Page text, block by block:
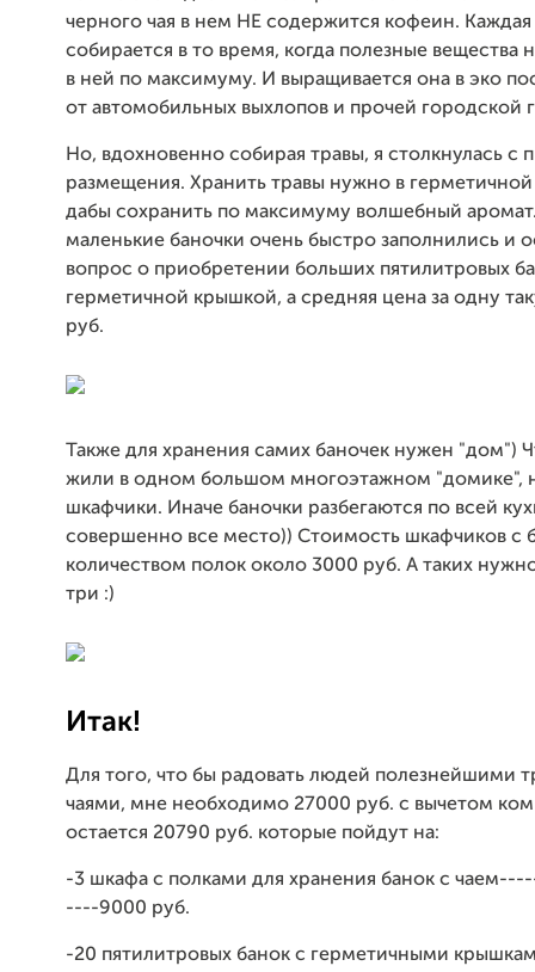
черного чая в нем НЕ содержится кофеин. Каждая
собирается в то время, когда полезные вещества
в ней по максимуму. И выращивается она в эко
от автомобильных выхлопов и прочей городской
Но, вдохновенно собирая травы, я столкнулась с
размещения. Хранить травы нужно в герметичной
дабы сохранить по максимуму волшебный
маленькие баночки очень быстро заполнились и
вопрос о приобретении больших пятилитровых
герметичной крышкой, а средняя цена за одну
руб.
Также для хранения самих баночек нужен "дом")
жили в одном большом многоэтажном "домике",
шкафчики. Иначе баночки разбегаются по всей
совершенно все место)) Стоимость шкафчиков с
количеством полок около 3000 руб. А таких
три :)
Итак!
Для того, что бы радовать людей полезнейшими
чаями, мне необходимо 27000 руб. с вычетом
остается 20790 руб. которые пойдут на:
-3 шкафа с полками для хранения банок с
----9000 руб.
-20 пятилитровых банок с герметичными